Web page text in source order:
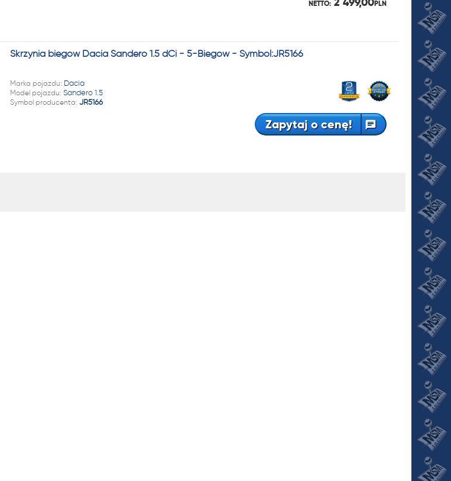
NETTO: PLN
Skrzynia biegów Dacia Sandero 1.5 dCi - 5-Biegów - Symbol:JR5166
Marka pojazdu: Dacia
Model pojazdu: Sandero 1.5
Symbol producenta: JR5166
Zapytaj o cenę!